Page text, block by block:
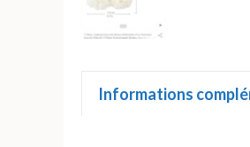
Informations